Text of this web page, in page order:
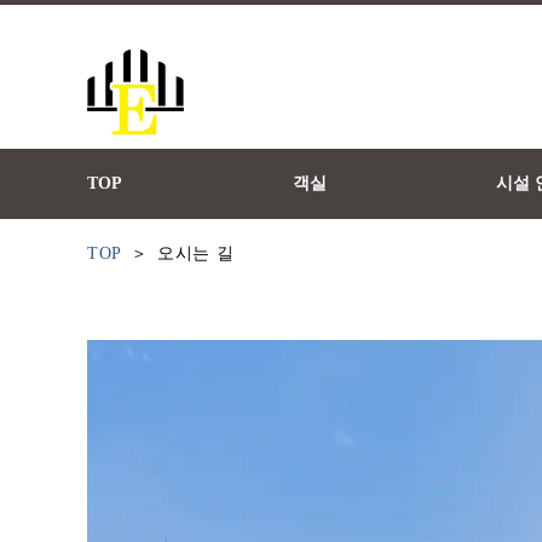
TOP 객실 시설
TOP 오시는 길